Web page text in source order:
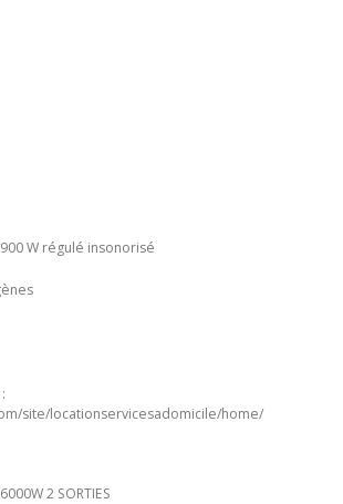
W régulé insonorisé
site/locationservicesadomicile/home/
2 SORTIES